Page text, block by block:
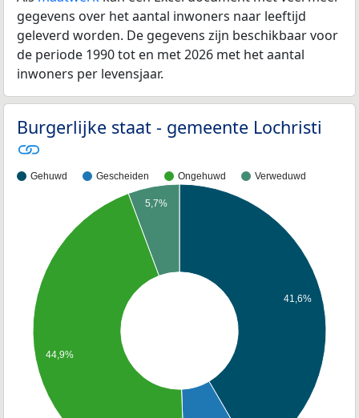
gegevens over het aantal inwoners naar leeftijd
geleverd worden. De gegevens zijn beschikbaar voor
de periode 1990 tot en met 2026 met het aantal
inwoners per levensjaar.
Burgerlijke staat - gemeente Lochristi
Gehuwd Gescheiden Ongehuwd Verweduwd
41,6%
5,7%
44,9%